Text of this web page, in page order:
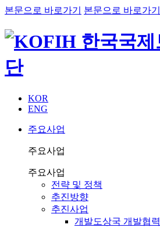
본문으로 바로가기 본문으로 바로가기
KOR
ENG
주요사업
주요사업
주요사업
전략 및 정책
추진방향
추진사업
개발도상국 개발협력